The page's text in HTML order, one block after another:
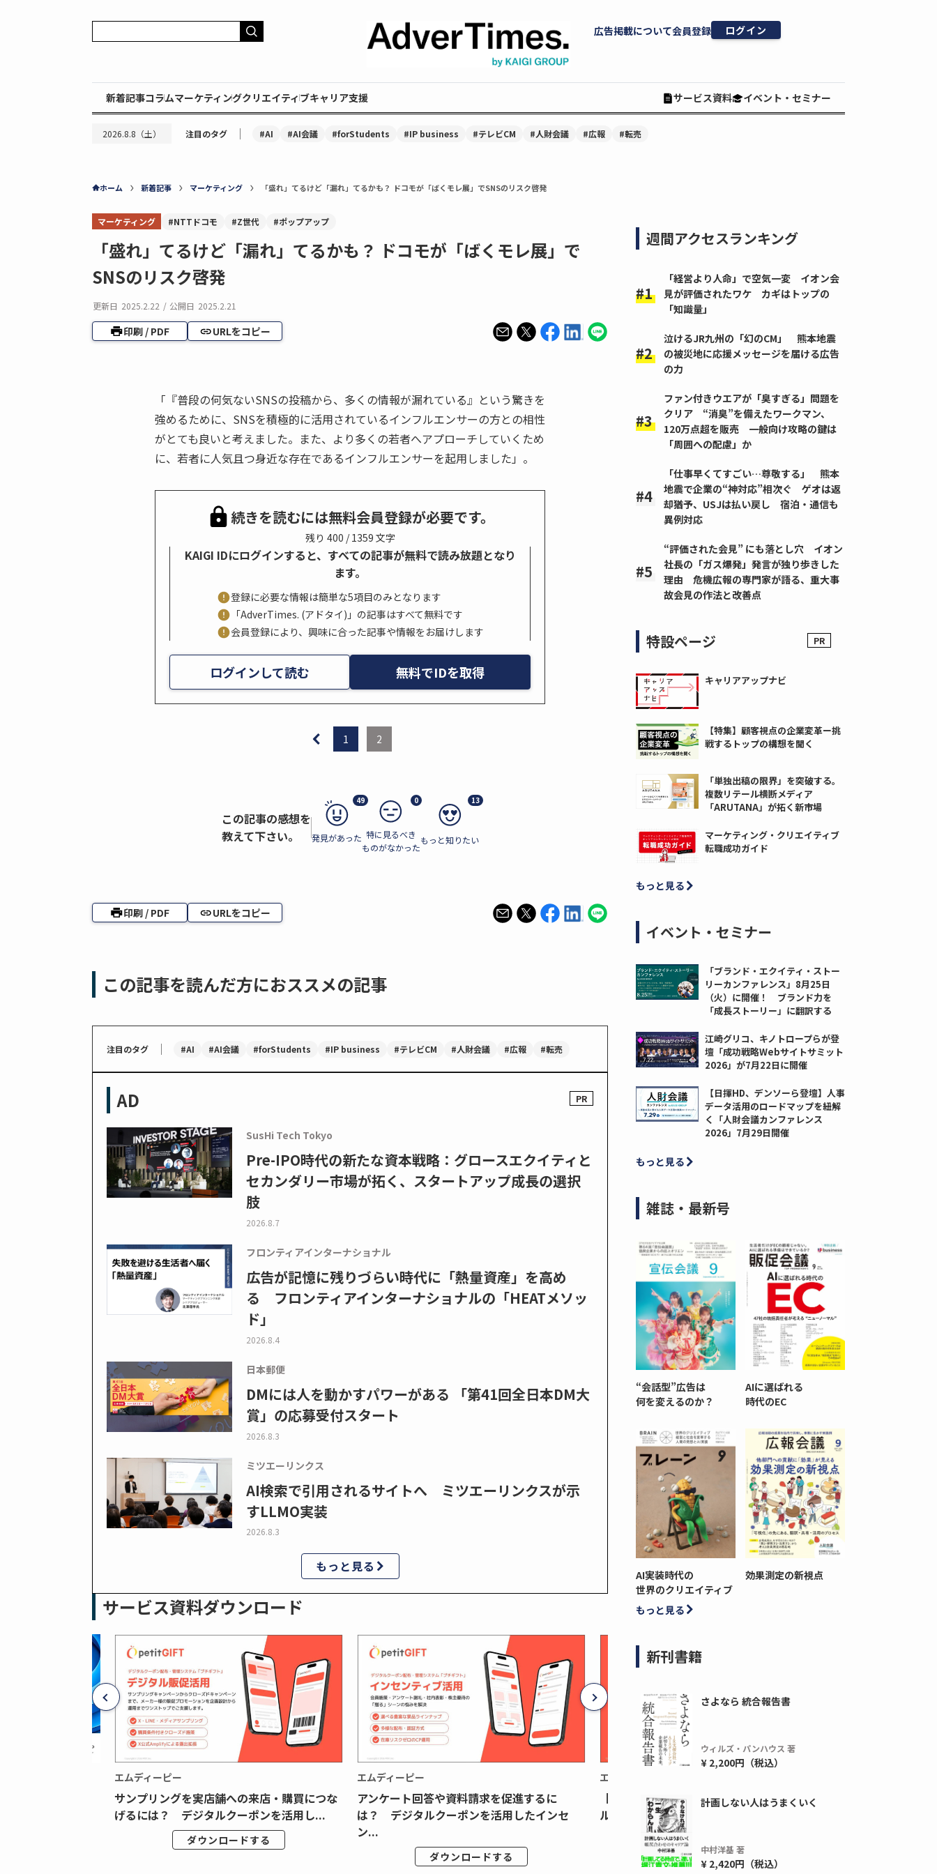
広告掲載について会員登録 ログイン
新着記事コラムマーケティングクリエイティブキャリア支援 サービス資料 イベント・セミナー
2026.8.8（土） 注目のタグ ｜ #AI #AI会議 #forStudents #IP business #テレビCM #人財会議 #広報 #転売
ホーム 新着記事 マーケティング 「盛れ」てるけど「漏れ」てるかも？ ドコモが「ばくモレ展」でSNSのリスク啓発
マーケティング #NTTドコモ #Z世代 #ポップアップ
「盛れ」てるけど「漏れ」てるかも？ ドコモが「ばくモレ展」で
SNSのリスク啓発
更新日 2025.2.22 / 公開日 2025.2.21
印刷 / PDF URLをコピー
「『普段の何気ないSNSの投稿から、多くの情報が漏れている』という驚きを
強めるために、SNSを積極的に活用されているインフルエンサーの方との相性
がとても良いと考えました。また、より多くの若者へアプローチしていくため
に、若者に人気且つ身近な存在であるインフルエンサーを起用しました」。
続きを読むには無料会員登録が必要です。
残り 400 / 1359 文字
KAIGI IDにログインすると、すべての記事が無料で読み放題となり
ます。
登録に必要な情報は簡単な5項目のみとなります
「AdverTimes. (アドタイ)」の記事はすべて無料です
会員登録により、興味に合った記事や情報をお届けします
ログインして読む 無料でIDを取得
1 2
この記事の感想を
教えて下さい。
49
発見があった
0
特に見るべき
ものがなかった
13
もっと知りたい
印刷 / PDF URLをコピー
この記事を読んだ方におススメの記事
注目のタグ ｜ #AI #AI会議 #forStudents #IP business #テレビCM #人財会議 #広報 #転売
AD
SusHi Tech Tokyo
Pre-IPO時代の新たな資本戦略：グロースエクイティと
セカンダリー市場が拓く、スタートアップ成長の選択
肢
2026.8.7
フロンティアインターナショナル
広告が記憶に残りづらい時代に「熱量資産」を高め
る フロンティアインターナショナルの「HEATメソッ
ド」
2026.8.4
日本郵便
DMには人を動かすパワーがある 「第41回全日本DM大
賞」の応募受付スタート
2026.8.3
ミツエーリンクス
AI検索で引用されるサイトへ ミツエーリンクスが示
すLLMO実装
2026.8.3
もっと見る
サービス資料ダウンロード
エムディーピー
サンプリングを実店舗への来店・購買につな
げるには？ デジタルクーポンを活用し...
ダウンロードする
エムディーピー
アンケート回答や資料請求を促進するに
は？ デジタルクーポンを活用したインセ
ン...
ダウンロードする
エムディーピー
【月間1,000万本以上の配布実績！】デジタ
ルクーポンを活用した販促キャンペーンを...
ダウンロードする
週間アクセスランキング
「経営より人命」で空気一変 イオン会
見が評価されたワケ カギはトップの
「知識量」
泣けるJR九州の「幻のCM」 熊本地震
の被災地に応援メッセージを届ける広告
の力
ファン付きウエアが「臭すぎる」問題を
クリア “消臭”を備えたワークマン、
120万点超を販売 一般向け攻略の鍵は
「周囲への配慮」か
「仕事早くてすごい…尊敬する」 熊本
地震で企業の“神対応”相次ぐ ゲオは返
却猶予、USJは払い戻し 宿泊・通信も
異例対応
“評価された会見” にも落とし穴 イオン
社長の「ガス爆発」発言が独り歩きした
理由 危機広報の専門家が語る、重大事
故会見の作法と改善点
特設ページ
キャリアアップナビ
【特集】顧客視点の企業変革ー挑
戦するトップの構想を聞く
「単独出稿の限界」を突破する。
複数リテール横断メディア
「ARUTANA」が拓く新市場
マーケティング・クリエイティブ
転職成功ガイド
もっと見る
イベント・セミナー
「ブランド・エクイティ・ストー
リーカンファレンス」8月25日
（火）に開催！ ブランド力を
「成長ストーリー」に翻訳する
江崎グリコ、キノトロープらが登
壇「成功戦略Webサイトサミット
2026」が7月22日に開催
【日揮HD、デンソーら登壇】人事
データ活用のロードマップを紐解
く「人財会議カンファレンス
2026」7月29日開催
もっと見る
雑誌・最新号
“会話型”広告は
何を変えるのか？
AIに選ばれる
時代のEC
AI実装時代の
世界のクリエイティブ
効果測定の新視点
もっと見る
新刊書籍
さよなら 統合報告書
ウィルズ・パンハウス 著
¥ 2,200円（税込）
計画しない人はうまくいく
中村洋基 著
¥ 2,420円（税込）